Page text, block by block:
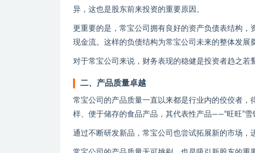
异，这也是股东前来投资的重要原因。
更重要的是，常宝公司拥有良好的资产负债表结构
现金流。这样的负债结构为常宝公司未来的整体发展
对于常宝公司来说，财务表现的稳健是投资者趋之若
二、产品质量卓越
常宝公司的产品质量一直以来都是行业内的佼佼者
样、便于储存的食品产品，其代表性产品——“旺旺”雪
通过不断研发新品，常宝公司也尝试拓展新的市场，